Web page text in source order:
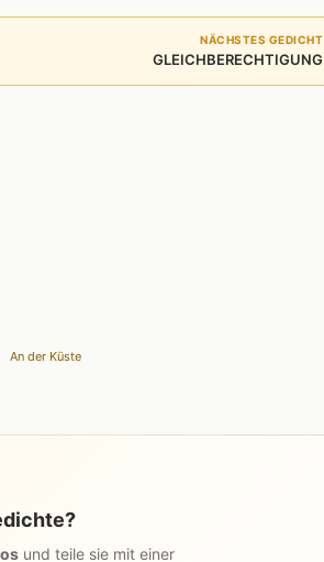
NÄCHSTES GEDICHT
GLEICHBERECHTIGUNG
An der Küste
und teile sie mit einer